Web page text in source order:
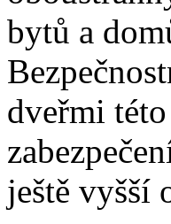
bytů a
dveřmi
ještě vyšší